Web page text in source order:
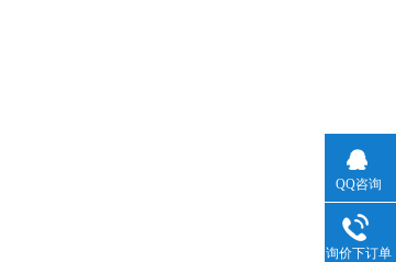
QQ咨询
询价下订单